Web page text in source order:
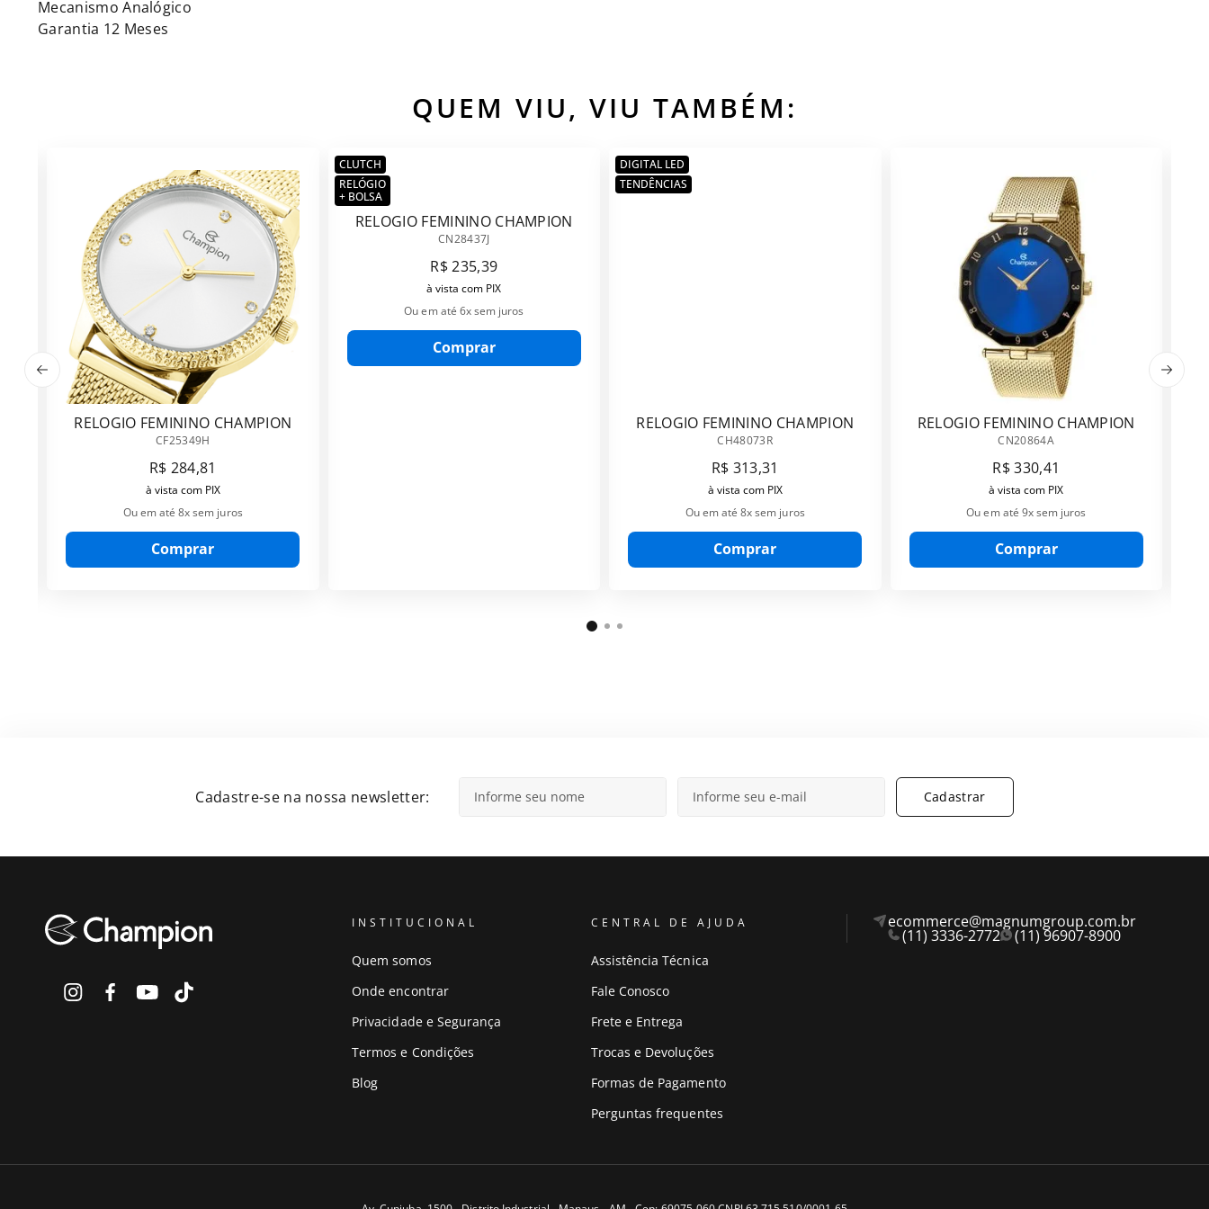
Mecanismo Analógico
Garantia 12 Meses
QUEM VIU, VIU TAMBÉM:
RELOGIO FEMININO CHAMPION
CF25349H
CF25349H
R$ 284,81
à vista com PIX
Ou em até8x sem juros
Comprar
CLUTCH
RELÓGIO
+ BOLSA
RELOGIO FEMININO CHAMPION
CN28437J
CN28437J
R$235,39
à vista com PIX
Ou em até 6x sem juros
Comprar
DIGITAL LED
TENDÊNCIAS
RELOGIO FEMININO CHAMPION
CH48073R
CH48073R
R$ 313,31
à vista com PIX
Ou em até8x sem juros
Comprar
RELOGIO FEMININO CHAMPION
CN20864A
CN20864A
R$330,41
à vista com PIX
Ou em até 9x sem juros
Comprar
Cadastre-se na nossa newsletter: Cadastrar
INSTITUCIONAL
Quem somos
Onde encontrar
Privacidade e Segurança
Termos e Condições
Blog
CENTRAL DE AJUDA
Assistência Técnica
Fale Conosco
Frete e Entrega
Trocas e Devoluções
Formas de Pagamento
Perguntas frequentes
ecommerce@magnumgroup.com.br
(11) 3336-2772 (11) 96907-8900